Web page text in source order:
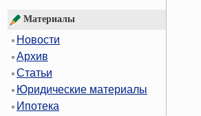
Материалы
Новости
Архив
Статьи
Юридические материалы
Ипотека